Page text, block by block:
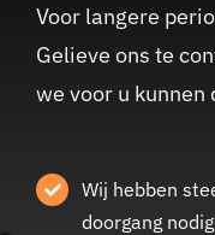
Voor langere
Gelieve ons te
we voor u kunnen
Wij hebben
doorgang